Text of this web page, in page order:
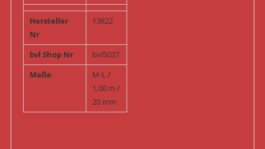
Hersteller
Nr
13822
bvl Shop Nr
bvl5037
Maße
M-L /
1,00 m /
20 mm